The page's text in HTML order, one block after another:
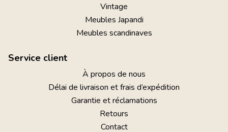
Vintage
Meubles Japandi
Meubles scandinaves
Service client
À propos de nous
Délai de livraison et frais d’expédition
Garantie et réclamations
Retours
Contact